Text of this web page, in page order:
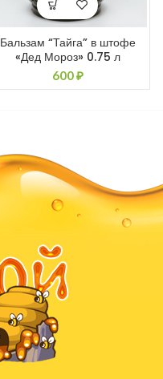
Бальзам “Тайга” в штофе
«Дед Мороз» 0.75 л
600₽